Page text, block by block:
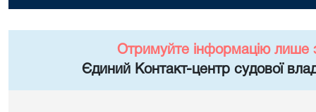
Отримуйте інформацію лише
Єдиний Контакт-центр судової